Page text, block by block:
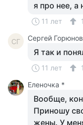
я про нее, а
11 лет 1
СГ Сергей Горюнов
Я так и
11 лет
1
Еленочка *
Вообще,
Приношу
жены. У